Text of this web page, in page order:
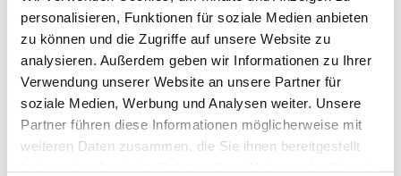
personalisieren, Funktionen für soziale Medien anbieten
zu können und die Zugriffe auf unsere Website zu
analysieren. Außerdem geben wir Informationen zu Ihrer
Verwendung unserer Website an unsere Partner für
soziale Medien, Werbung und Analysen weiter. Unsere
Partner führen diese Informationen möglicherweise mit
weiteren Daten zusammen, die Sie ihnen bereitgestellt
Sollte das Formular nicht sichtbar sein oder der
Hinweis „Die Begrenzung wurde erreicht“
erscheinen, können Sie sich gern
Wartelisteeintragen:
Wir informieren Sie, sobald ein Platz frei wird oder
ein ähnliches Angebot entsteht.